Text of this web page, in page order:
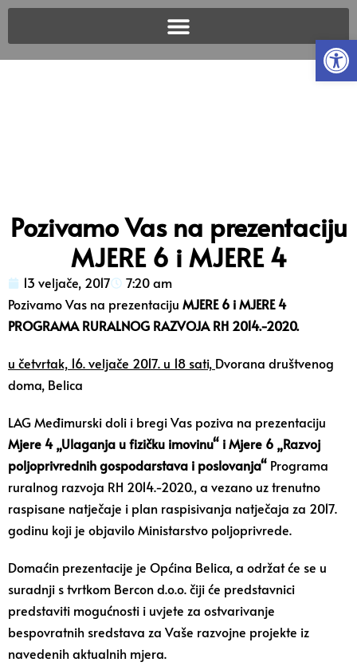
Pozivamo Vas na prezentaciju
MJERE 6 i MJERE 4
13 veljače, 2017
7:20 am
Pozivamo Vas na prezentaciju MJERE 6 i MJERE 4
PROGRAMA RURALNOG RAZVOJA RH 2014.-2020.
u četvrtak, 16. veljače 2017. u 18 sati, Dvorana društvenog
doma, Belica
LAG Međimurski doli i bregi Vas poziva na prezentaciju
Mjere 4 „Ulaganja u fizičku imovinu“ i Mjere 6 „Razvoj
poljoprivrednih gospodarstava i poslovanja“ Programa
ruralnog razvoja RH 2014.-2020., a vezano uz trenutno
raspisane natječaje i plan raspisivanja natječaja za 2017.
godinu koji je objavilo Ministarstvo poljoprivrede.
Domaćin prezentacije je Općina Belica, a održat će se u
suradnji s tvrtkom Bercon d.o.o. čiji će predstavnici
predstaviti mogućnosti i uvjete za ostvarivanje
bespovratnih sredstava za Vaše razvojne projekte iz
navedenih aktualnih mjera.